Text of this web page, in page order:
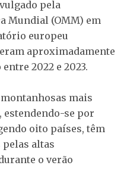
pela
Mundial (OMM) em
europeu
aproximadamente
2022 e 2023.
montanhosas mais
estendendo-se por
oito países, têm
pelas altas
o verão